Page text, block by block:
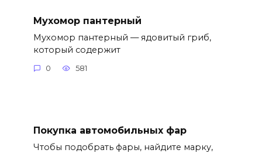
Мухомор пантерный
Мухомор пантерный — ядовитый гриб,
который содержит
0 581
Покупка автомобильных фар
Чтобы подобрать фары, найдите марку,